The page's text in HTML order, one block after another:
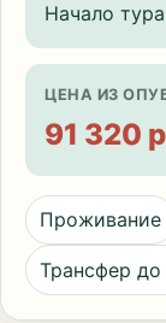
Начало
ЦЕНА ИЗ
91 320
Проживание
Трансфер